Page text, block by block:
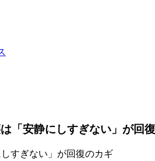
「安静にしすぎない」が回